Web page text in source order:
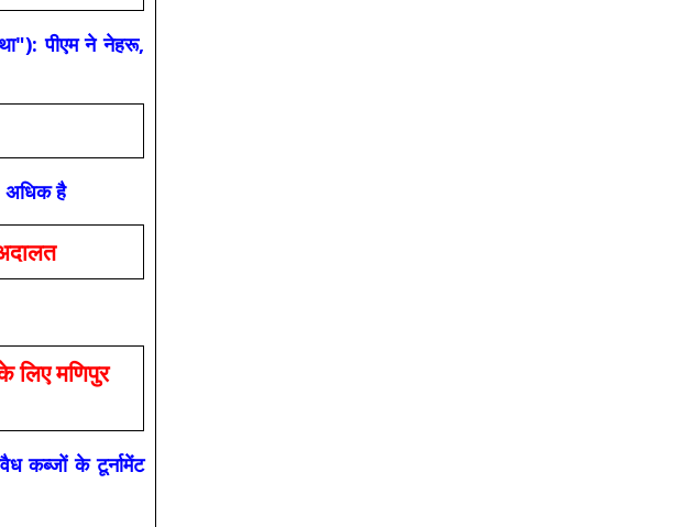
पीएम ने नेहरू,
अधिक है
मणिपुर
कब्जों के टूर्नामेंट